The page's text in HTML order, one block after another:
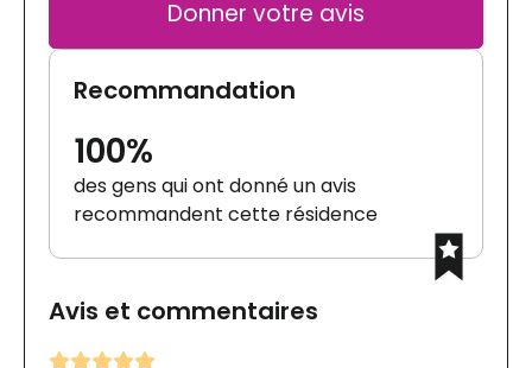
Donner votre avis
Recommandation
100%
des gens qui ont donné un avis
recommandent cette résidence
Avis et commentaires